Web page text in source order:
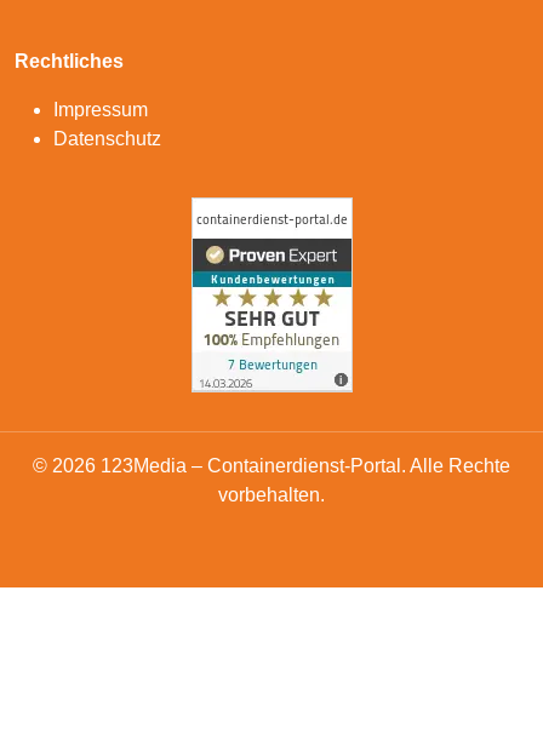
Rechtliches
Impressum
Datenschutz
© 2026 123Media – Containerdienst-Portal. Alle Rechte
vorbehalten.